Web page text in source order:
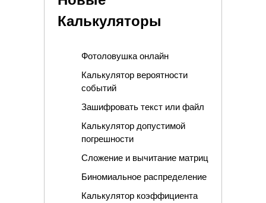
Калькуляторы
Фотоловушка онлайн
Калькулятор вероятности
событий
Зашифровать текст или файл
Калькулятор допустимой
погрешности
Сложение и вычитание матриц
Биномиальное распределение
Калькулятор коэффициента